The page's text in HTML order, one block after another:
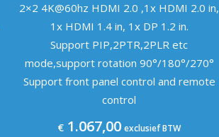
2×2 4K@60hz HDMI 2.0 ,1x HDMI 2.0 in,
1x HDMI 1.4 in, 1x DP 1.2 in.
Support PIP,2PTR,2PLR etc
mode,support rotation 90°/180°/270°
Support front panel control and remote
control
€ 1.067,00 exclusief BTW